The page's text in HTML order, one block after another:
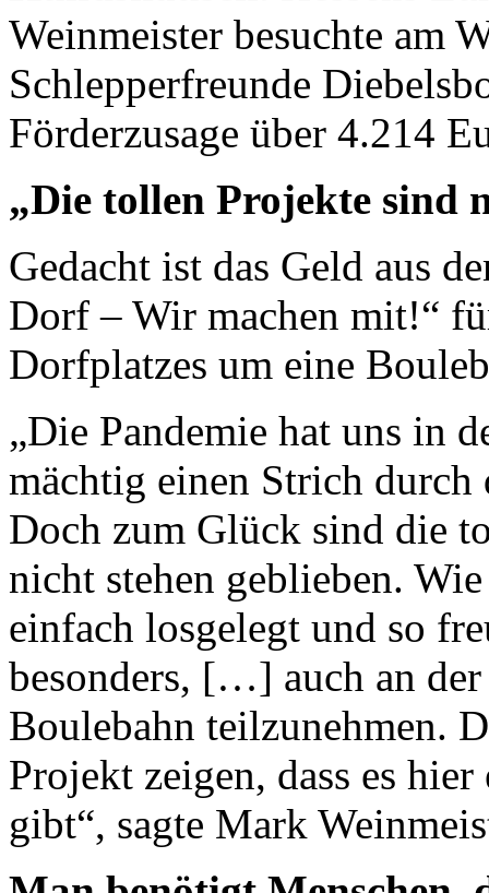
Weinmeister besuchte am
Schlepperfreunde
Förderzusage über 4.214
„Die tollen Projekte sind
Gedacht ist das Geld aus
Dorf – Wir machen mit!“
Dorfplatzes um eine
„Die Pandemie hat uns in
mächtig einen Strich
Doch zum Glück sind die
nicht stehen geblieben.
einfach losgelegt und so
besonders, […] auch an
Boulebahn teilzunehmen.
Projekt zeigen, dass es
gibt“, sagte Mark